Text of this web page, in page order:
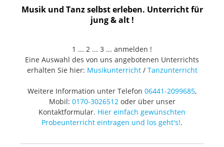
Musik und Tanz selbst erleben. Unterricht für
jung & alt !
1 ... 2 ... 3 ... anmelden !
Eine Auswahl des von uns angebotenen Unterrichts
erhalten Sie hier: Musikunterricht/ Tanzunterricht
Weitere Information unter Telefon 06441-2099685,
Mobil: 0170-3026512oder über unser
Kontaktformular. Hier einfach gewünschten
Probeunterricht eintragen und los geht's!.